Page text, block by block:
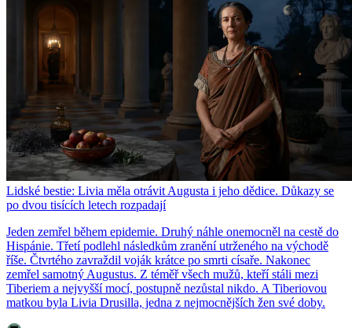
Lidské bestie: Livia měla otrávit Augusta i jeho dědice. Důkazy se
po dvou tisících letech rozpadají
Jeden zemřel během epidemie. Druhý náhle onemocněl na cestě do
Hispánie. Třetí podlehl následkům zranění utrženého na východě
říše. Čtvrtého zavraždil voják krátce po smrti císaře. Nakonec
zemřel samotný Augustus. Z téměř všech mužů, kteří stáli mezi
Tiberiem a nejvyšší mocí, postupně nezůstal nikdo. A Tiberiovou
matkou byla Livia Drusilla, jedna z nejmocnějších žen své doby.